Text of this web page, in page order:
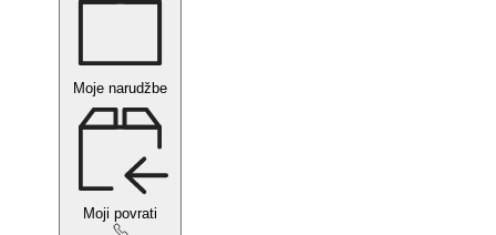
Moje narudžbe
Moji povrati